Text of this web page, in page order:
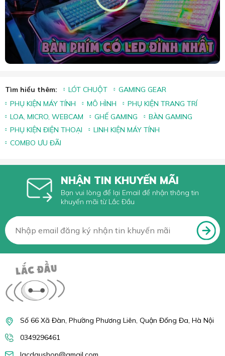
Tìm hiểu thêm: LÓT CHUỘT
GAMING GEAR
PHỤ KIỆN MÁY TÍNH
MÔ HÌNH
PHỤ KIỆN TRANG TRÍ
LOA, MICRO, WEBCAM
GHẾ GAMING
BÀN GAMING
PHỤ KIỆN ĐIỆN THOẠI
LINH KIỆN MÁY TÍNH
COMBO ƯU ĐÃI
NHẬN TIN KHUYẾN MÃI
Bạn vui lòng để lại Email để nhận thông tin
khuyến mãi từ Lắc Đầu
Số 66 Xã Đàn, Phường Phương Liên, Quận Đống Đa, Hà Nội
0349296461